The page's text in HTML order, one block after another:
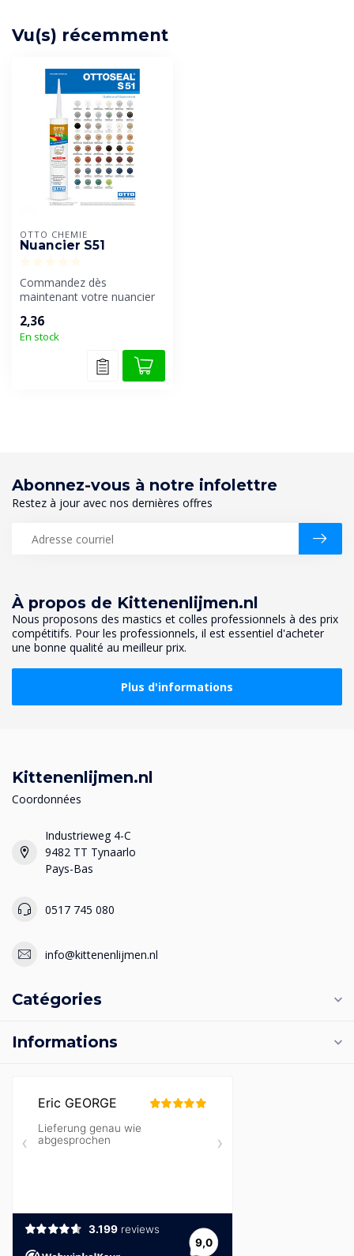
Vu(s) récemment
OTTO CHEMIE
Nuancier S51
Commandez dès
maintenant votre nuancier
bon choix de c...
2,36
En stock
À propos de Kittenenlijmen.nl
Nous proposons des mastics et colles professionnels à des prix
compétitifs. Pour les professionnels, il est essentiel d'acheter
une bonne qualité au meilleur prix.
Plus d'informations
Abonnez-vous à notre infolettre
Restez à jour avec nos dernières offres
Kittenenlijmen.nl
Coordonnées
Industrieweg 4-C
9482 TT Tynaarlo
Pays-Bas
0517 745 080
info@kittenenlijmen.nl
Catégories
Informations